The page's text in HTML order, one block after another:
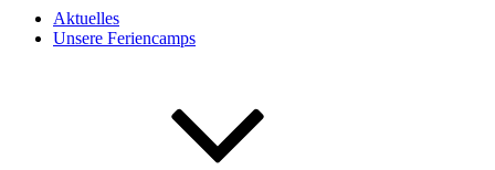
Aktuelles
Unsere Feriencamps